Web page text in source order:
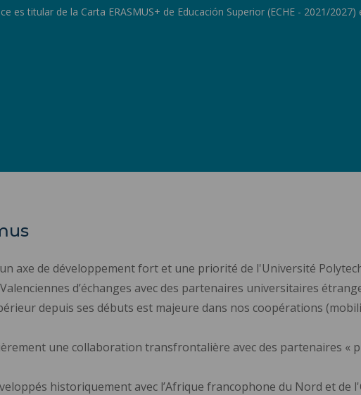
es titular de la Carta ERASMUS+ de Educación Superior (ECHE - 2021/
axe de développement fort et une priorité de l'Université
d’échanges avec des partenaires universitaires
depuis ses débuts est majeure dans nos coopérations
une collaboration transfrontalière avec des partenaires «
historiquement avec l’Afrique francophone du Nord et de